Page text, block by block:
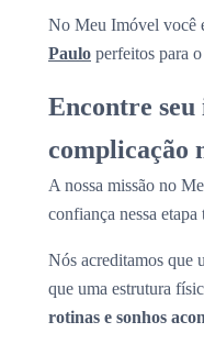
No Meu Imóvel você
Paulo perfeitos para
Encontre seu
complicação
A nossa missão no
confiança nessa
Nós acreditamos que
que uma estrutura
rotinas e sonhos